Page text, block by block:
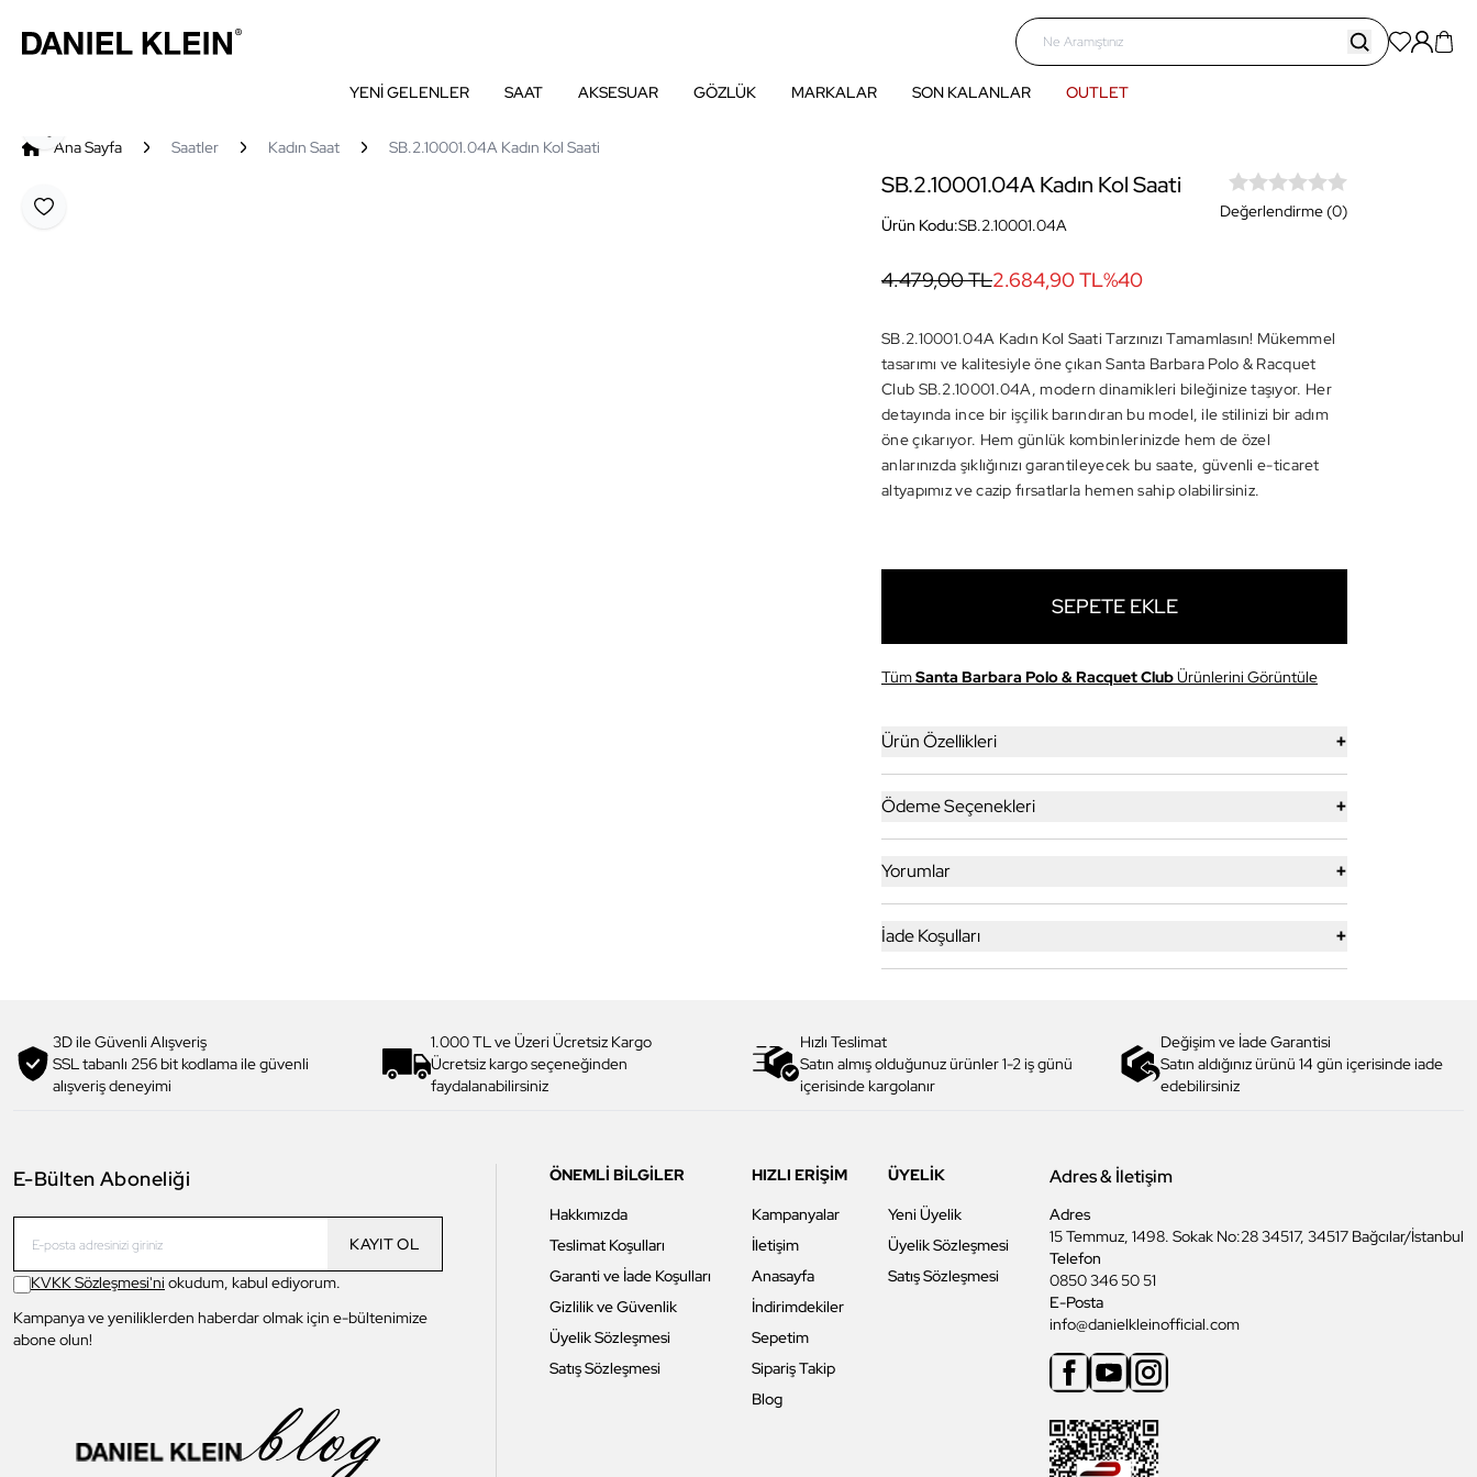
YENİ GELENLER SAAT AKSESUAR GÖZLÜK MARKALAR SON KALANLAR OUTLET
Ana Sayfa Saatler Kadın Saat SB.2.10001.04A Kadın Kol Saati
Favoriye Ekle
Paylaş
SB.2.10001.04A Kadın Kol Saati
Ürün Kodu:SB.2.10001.04A
Değerlendirme (0)
4.479,00 TL2.684,90 TL%40
SB.2.10001.04A Kadın Kol Saati Tarzınızı Tamamlasın! Mükemmel
tasarımı ve kalitesiyle öne çıkan Santa Barbara Polo & Racquet
Club SB.2.10001.04A, modern dinamikleri bileğinize taşıyor. Her
detayında ince bir işçilik barındıran bu model, ile stilinizi bir adım
öne çıkarıyor. Hem günlük kombinlerinizde hem de özel
anlarınızda şıklığınızı garantileyecek bu saate, güvenli e-ticaret
altyapımız ve cazip fırsatlarla hemen sahip olabilirsiniz.
SEPETE EKLE
TümSanta Barbara Polo & Racquet ClubÜrünlerini Görüntüle
Ürün Özellikleri +
Ödeme Seçenekleri +
Yorumlar +
İade Koşulları +
3D ile Güvenli Alışveriş
SSL tabanlı 256 bit kodlama ile güvenli
alışveriş deneyimi
1.000 TL ve Üzeri Ücretsiz Kargo
Ücretsiz kargo seçeneğinden
faydalanabilirsiniz
Hızlı Teslimat
Satın almış olduğunuz ürünler 1-2 iş günü
içerisinde kargolanır
Değişim ve İade Garantisi
Satın aldığınız ürünü 14 gün içerisinde iade
edebilirsiniz
E-Bülten Aboneliği
KAYIT OL
KVKK Sözleşmesi'ni okudum, kabul ediyorum.
Kampanya ve yeniliklerden haberdar olmak için e-bültenimize
abone olun!
ÖNEMLİ BİLGİLER
Hakkımızda
Teslimat Koşulları
Garanti ve İade Koşulları
Gizlilik ve Güvenlik
Üyelik Sözleşmesi
Satış Sözleşmesi
HIZLI ERİŞİM
Kampanyalar
İletişim
Anasayfa
İndirimdekiler
Sepetim
Sipariş Takip
Blog
ÜYELİK
Yeni Üyelik
Üyelik Sözleşmesi
Satış Sözleşmesi
Adres & İletişim
Adres
15 Temmuz, 1498. Sokak No:28 34517, 34517 Bağcılar/İstanbul
Telefon
0850 346 50 51
E-Posta
info@danielkleinofficial.com
FacebookYoutubeInstagram